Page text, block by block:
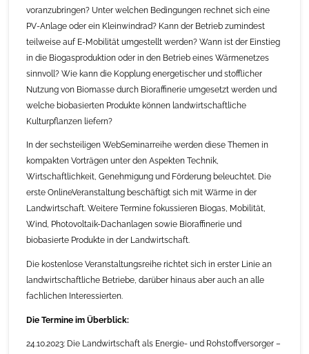
voranzubringen? Unter welchen Bedingungen rechnet sich eine
PV-Anlage oder ein Kleinwindrad? Kann der Betrieb zumindest
teilweise auf E-Mobilität umgestellt werden? Wann ist der Einstieg
in die Biogasproduktion oder in den Betrieb eines Wärmenetzes
sinnvoll? Wie kann die Kopplung energetischer und stofflicher
Nutzung von Biomasse durch Bioraffinerie umgesetzt werden und
welche biobasierten Produkte können landwirtschaftliche
Kulturpflanzen liefern?
In der sechsteiligen WebSeminarreihe werden diese Themen in
kompakten Vorträgen unter den Aspekten Technik,
Wirtschaftlichkeit, Genehmigung und Förderung beleuchtet. Die
erste OnlineVeranstaltung beschäftigt sich mit Wärme in der
Landwirtschaft. Weitere Termine fokussieren Biogas, Mobilität,
Wind, Photovoltaik-Dachanlagen sowie Bioraffinerie und
biobasierte Produkte in der Landwirtschaft.
Die kostenlose Veranstaltungsreihe richtet sich in erster Linie an
landwirtschaftliche Betriebe, darüber hinaus aber auch an alle
fachlichen Interessierten.
Die Termine im Überblick:
24.10.2023: Die Landwirtschaft als Energie- und Rohstoffversorger –